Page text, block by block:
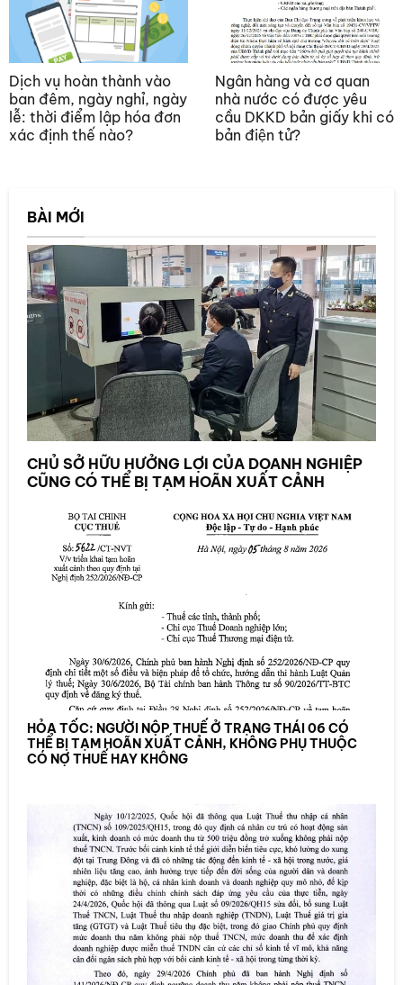
Dịch vụ hoàn thành vào
ban đêm, ngày nghỉ, ngày
lễ: thời điểm lập hóa đơn
xác định thế nào?
Ngân hàng và cơ quan
nhà nước có được yêu
cầu DKKD bản giấy khi có
bản điện tử?
BÀI MỚI
CHỦ SỞ HỮU HƯỞNG LỢI CỦA DOANH NGHIỆP
CŨNG CÓ THỂ BỊ TẠM HOÃN XUẤT CẢNH
HỎA TỐC: NGƯỜI NỘP THUẾ Ở TRẠNG THÁI 06 CÓ
THỂ BỊ TẠM HOÃN XUẤT CẢNH, KHÔNG PHỤ THUỘC
CÓ NỢ THUẾ HAY KHÔNG